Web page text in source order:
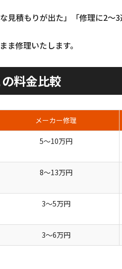
見積もりが出た」「修理に2〜
ま修理いたします。
料金比較
メーカー修理
5〜10万円
8〜13万円
3〜5万円
3〜6万円